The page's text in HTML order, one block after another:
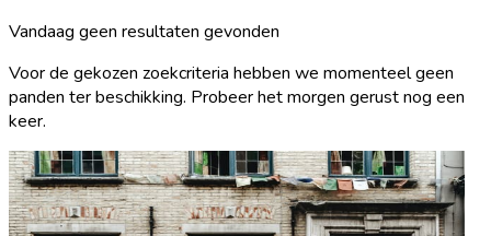
Vandaag geen resultaten gevonden
Voor de gekozen zoekcriteria hebben we momenteel geen
panden ter beschikking. Probeer het morgen gerust nog een
keer.